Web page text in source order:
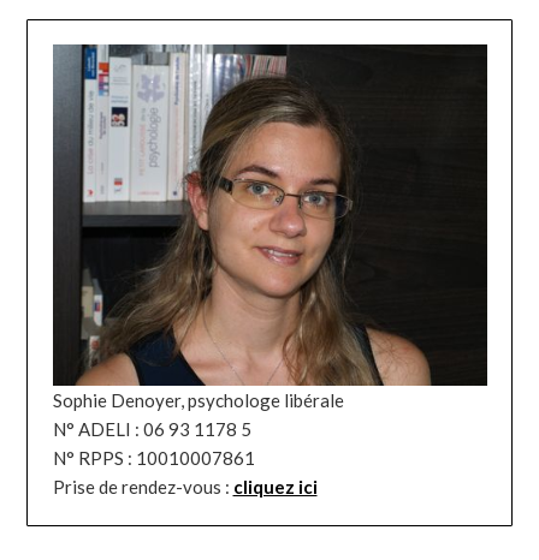
Sophie Denoyer, psychologe libérale
N° ADELI : 06 93 1178 5
N° RPPS : 10010007861
Prise de rendez-vous : cliquez ici